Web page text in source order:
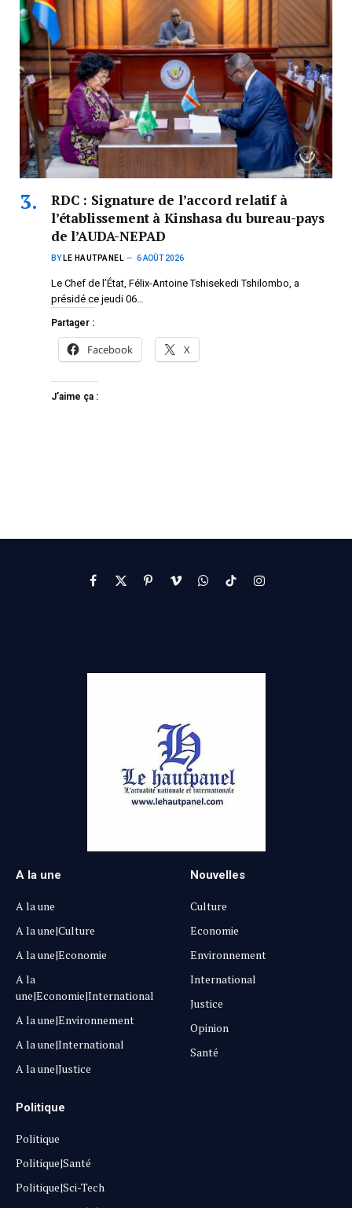
RDC : Signature de l’accord relatif à
l’établissement à Kinshasa du bureau-pays
de l’AUDA-NEPAD
BY LE HAUTPANEL 6 AOÛT 2026
Le Chef de l’État, Félix-Antoine Tshisekedi Tshilombo, a
présidé ce jeudi 06…
Partager :
Facebook X
J’aime ça :
Facebook
X
PinterestVimeoWhatsApp
TikTokInstagram
A la une
A la une
A la une|Culture
A la une|Economie
A la
une|Economie|International
A la une|Environnement
A la une|International
A la une|Justice
Nouvelles
Culture
Economie
Environnement
International
Justice
Opinion
Santé
Politique
Politique
Politique|Santé
Politique|Sci-Tech